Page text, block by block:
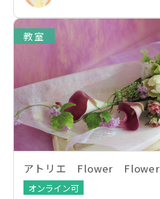
教室
アトリエ Flower Flower
オンライン可